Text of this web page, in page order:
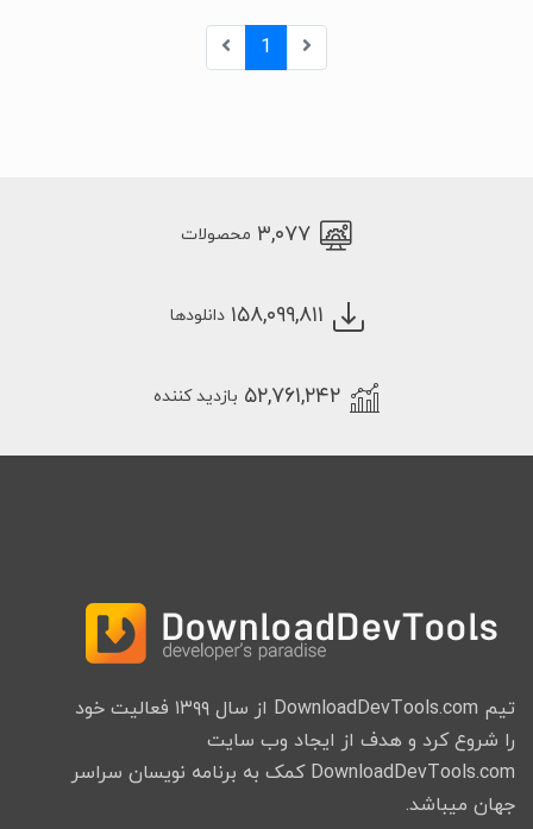
1
۳,۰۷۷ محصولات
۱۵۸,۰۹۹,۸۱۱ دانلودها
۵۲,۷۶۱,۲۴۲ بازدید کننده
تیم DownloadDevTools.com از سال ۱۳۹۹ فعالیت خود
را شروع کرد و هدف از ایجاد وب سایت
DownloadDevTools.com کمک به برنامه نویسان سراسر
جهان میباشد.